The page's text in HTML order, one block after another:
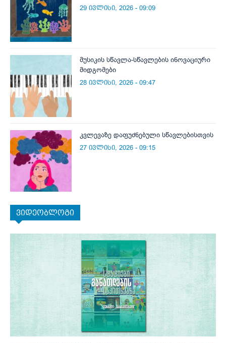
29 ივლისი, 2026 - 09:09
მუსიკის სწავლა-სწავლების ინოვაციური
მიდგომები
28 ივლისი, 2026 - 09:47
კვლევაზე დაფუძნებული სწავლებისთვის
27 ივლისი, 2026 - 09:15
ვიდეობლოგი